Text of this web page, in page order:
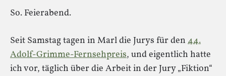
So. Feierabend.
Seit Samstag tagen in Marl die Jurys für den 44.
Adolf-Grimme-Fernsehpreis, und eigentlich hatte
ich vor, täglich über die Arbeit in der Jury „Fiktion“